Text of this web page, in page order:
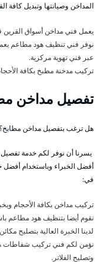
المداخن وصيانتها وتبديل كافة
يعمل فني مداخن أسواق القرين
نوفر فني تنظيف هود مطاعم
عبر فني تهوية مركزية.
تركيب مدخنة مطبخ بكافة
تفصيل مداخن
هل ترغب بتفصيل مداخن مطابخ؟
يسرنا أن نوفر لكم خدمة تفصيل
أفضل الخبراء وباستخدام أفضل
في:
تركيب مداخن بكافة الأحجام
نقوم أيضا بتنظيف هود مطاعم
لدينا الخبرة العالية بتصليح
نؤمن لكم فني تركيب شفاطات
وتصليح الفلاتر.